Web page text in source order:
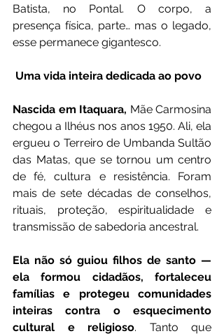
Batista, no Pontal. O corpo, a
presença física, parte… mas o legado,
esse permanece gigantesco.
Uma vida inteira dedicada ao povo
Nascida em Itaquara, Mãe Carmosina
chegou a Ilhéus nos anos 1950. Ali, ela
ergueu o Terreiro de Umbanda Sultão
das Matas, que se tornou um centro
de fé, cultura e resistência. Foram
mais de sete décadas de conselhos,
rituais, proteção, espiritualidade e
transmissão de sabedoria ancestral.
Ela não só guiou filhos de santo —
ela formou cidadãos, fortaleceu
famílias e protegeu comunidades
inteiras contra o esquecimento
cultural e religioso. Tanto que